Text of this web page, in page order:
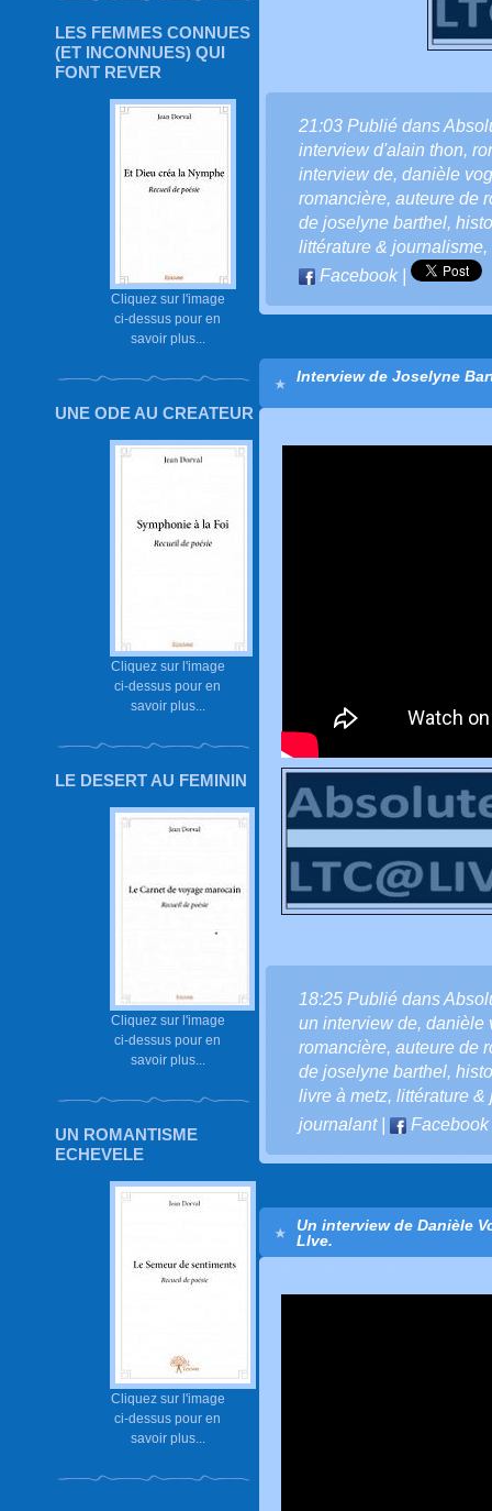
LES FEMMES CONNUES
(ET INCONNUES) QUI
FONT REVER
Cliquez sur l'image
ci-dessus pour en
savoir plus...
UNE ODE AU CREATEUR
Cliquez sur l'image
ci-dessus pour en
savoir plus...
LE DESERT AU FEMININ
Cliquez sur l'image
ci-dessus pour en
savoir plus...
UN ROMANTISME
ECHEVELE
Cliquez sur l'image
ci-dessus pour en
savoir plus...
21:03 Publié dans
interview d'alain thon,
interview de, danièle
romancière, auteure de
de joselyne barthel,
littérature & journalisme,
Facebook|
Interview de Joselyne
18:25 Publié dans
un interview de, danièle
romancière, auteure de
de joselyne barthel,
livre à metz, littérature &
journalant| Facebook
Un interview de Danièle
LIve.